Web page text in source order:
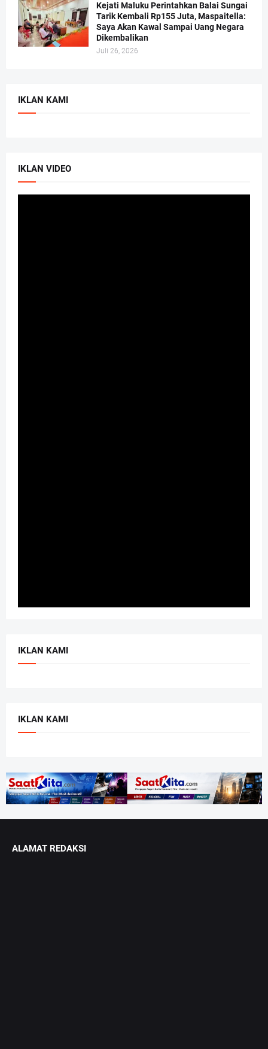
Kejati Maluku Perintahkan Balai Sungai
Tarik Kembali Rp155 Juta, Maspaitella:
Saya Akan Kawal Sampai Uang Negara
Dikembalikan
Juli 26, 2026
IKLAN KAMI
IKLAN VIDEO
IKLAN KAMI
IKLAN KAMI
ALAMAT REDAKSI